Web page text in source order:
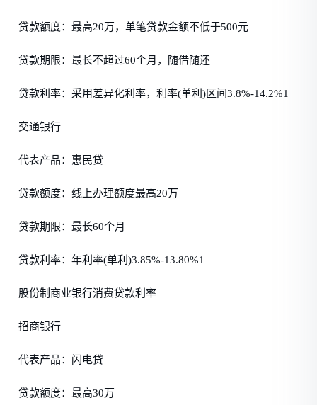
贷款额度：最高20万，单笔贷款金额不低于500元
贷款期限：最长不超过60个月，随借随还
贷款利率：采用差异化利率，利率(单利)区间3.8%-14.2%1
交通银行
代表产品：惠民贷
贷款额度：线上办理额度最高20万
贷款期限：最长60个月
贷款利率：年利率(单利)3.85%-13.80%1
股份制商业银行消费贷款利率
招商银行
代表产品：闪电贷
贷款额度：最高30万